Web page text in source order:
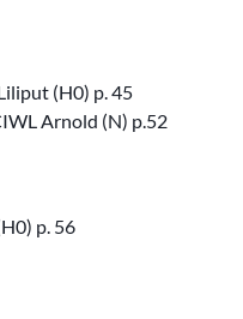
(H0) p. 45
Arnold (N) p.52
p. 56